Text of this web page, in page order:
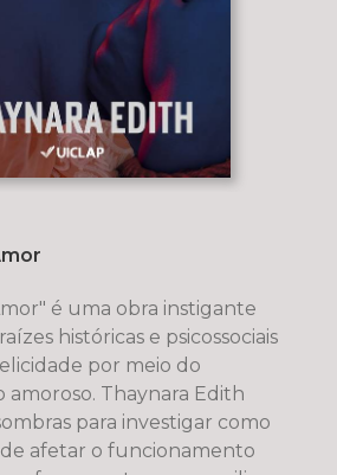
é uma obra instigante
históricas e psicossociais
por meio do
amoroso. Thaynara Edith
para investigar como
afetar o funcionamento